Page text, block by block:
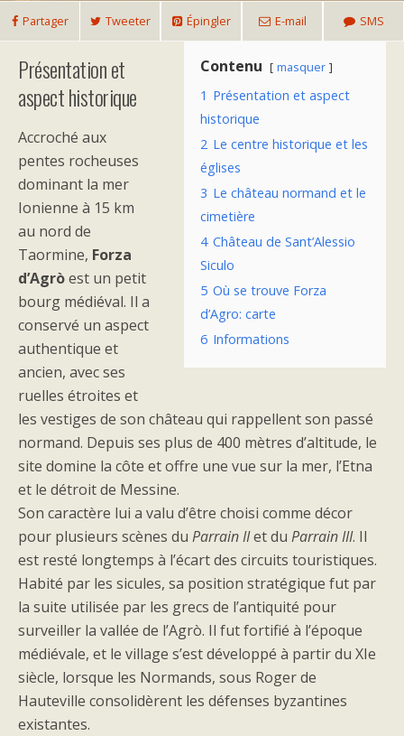
Partager Tweeter Épingler E-mail SMS
Contenu masquer
1 Présentation et aspect
historique
2 Le centre historique et les
églises
3 Le château normand et le
cimetière
4 Château de Sant’Alessio
Siculo
5 Où se trouve Forza
d’Agro: carte
6 Informations
Présentation et
aspect historique
Accroché aux
pentes rocheuses
dominant la mer
Ionienne à 15 km
au nord de
Taormine, Forza
d’Agròest un petit
bourg médiéval. Il a
conservé un aspect
authentique et
ancien, avec ses
ruelles étroites et
les vestiges de son château qui rappellent son passé
normand. Depuis ses plus de 400 mètres d’altitude, le
site domine la côte et offre une vue sur la mer, l’Etna
et le détroit de Messine.
Son caractère lui a valu d’être choisi comme décor
pour plusieurs scènes du Parrain IIet du Parrain III. Il
est resté longtemps à l’écart des circuits touristiques.
Habité par les sicules, sa position stratégique fut par
la suite utilisée par les grecs de l’antiquité pour
surveiller la vallée de l’Agrò. Il fut fortifié à l’époque
médiévale, et le village s’est développé à partir du XIe
siècle, lorsque les Normands, sous Roger de
Hauteville consolidèrent les défenses byzantines
existantes.